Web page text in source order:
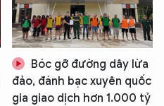
Bóc gỡ đường dây lừa
đảo, đánh bạc xuyên quốc
gia giao dịch hơn 1.000 tỷ